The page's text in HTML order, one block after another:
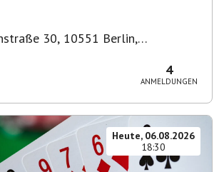
30, 10551 Berlin,
4
ANMELDUNGEN
Heute, 06.08.2026
18:30